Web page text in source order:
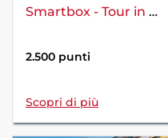
Smartbox - Tour in Barca a Murano e Burano Con Visita Fornace Del Vetro
2.500 punti
Scopri di più